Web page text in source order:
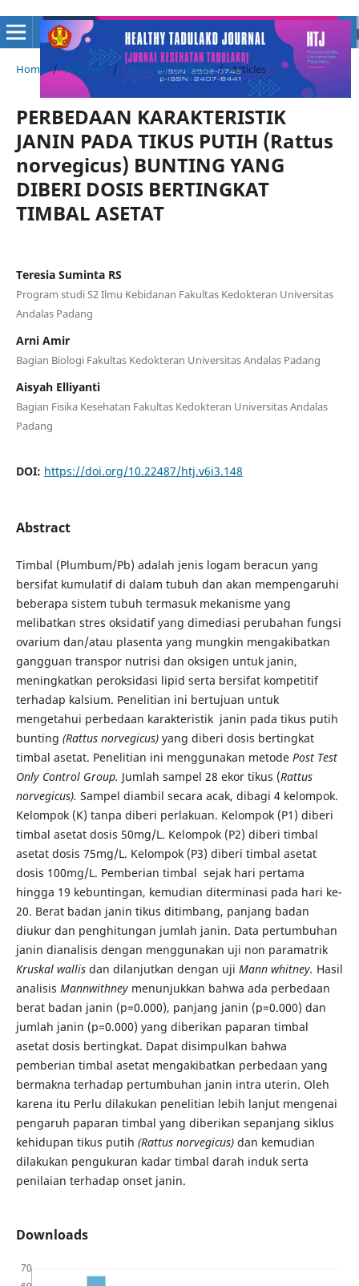
Home / Archives / Vol. 6 No. 3 (2020) / Articles
PERBEDAAN KARAKTERISTIK
JANIN PADA TIKUS PUTIH (Rattus
norvegicus) BUNTING YANG
DIBERI DOSIS BERTINGKAT
TIMBAL ASETAT
Teresia Suminta RS
Program studi S2 Ilmu Kebidanan Fakultas Kedokteran Universitas
Andalas Padang
Arni Amir
Bagian Biologi Fakultas Kedokteran Universitas Andalas Padang
Aisyah Elliyanti
Bagian Fisika Kesehatan Fakultas Kedokteran Universitas Andalas
Padang
DOI: https://doi.org/10.22487/htj.v6i3.148
Abstract
Timbal (Plumbum/Pb) adalah jenis logam beracun yang
bersifat kumulatif di dalam tubuh dan akan mempengaruhi
beberapa sistem tubuh termasuk mekanisme yang
melibatkan stres oksidatif yang dimediasi perubahan fungsi
ovarium dan/atau plasenta yang mungkin mengakibatkan
gangguan transpor nutrisi dan oksigen untuk janin,
meningkatkan peroksidasi lipid serta bersifat kompetitif
terhadap kalsium. Penelitian ini bertujuan untuk
mengetahui perbedaan karakteristik janin pada tikus putih
bunting (Rattus norvegicus) yang diberi dosis bertingkat
timbal asetat. Penelitian ini menggunakan metode Post Test
Only Control Group. Jumlah sampel 28 ekor tikus (Rattus
norvegicus). Sampel diambil secara acak, dibagi 4 kelompok.
Kelompok (K) tanpa diberi perlakuan. Kelompok (P1) diberi
timbal asetat dosis 50mg/L. Kelompok (P2) diberi timbal
asetat dosis 75mg/L. Kelompok (P3) diberi timbal asetat
dosis 100mg/L. Pemberian timbal sejak hari pertama
hingga 19 kebuntingan, kemudian diterminasi pada hari ke-
20. Berat badan janin tikus ditimbang, panjang badan
diukur dan penghitungan jumlah janin. Data pertumbuhan
janin dianalisis dengan menggunakan uji non paramatrik
Kruskal wallis dan dilanjutkan dengan uji Mann whitney. Hasil
analisis Mannwithneymenunjukkan bahwa ada perbedaan
berat badan janin (p=0.000), panjang janin (p=0.000) dan
jumlah janin (p=0.000) yang diberikan paparan timbal
asetat dosis bertingkat. Dapat disimpulkan bahwa
pemberian timbal asetat mengakibatkan perbedaan yang
bermakna terhadap pertumbuhan janin intra uterin. Oleh
karena itu Perlu dilakukan penelitian lebih lanjut mengenai
pengaruh paparan timbal yang diberikan sepanjang siklus
kehidupan tikus putih (Rattus norvegicus)dan kemudian
dilakukan pengukuran kadar timbal darah induk serta
penilaian terhadap onset janin.
Downloads